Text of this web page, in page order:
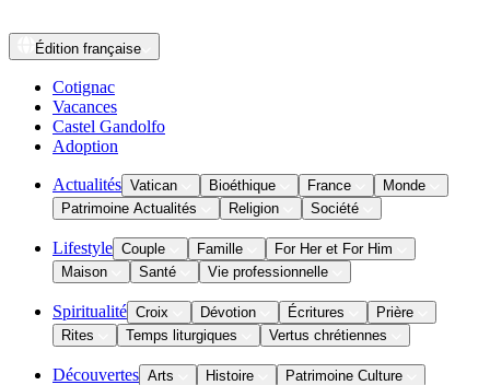
Édition française
Cotignac
Vacances
Castel Gandolfo
Adoption
Actualités Vatican Bioéthique France
Monde
Patrimoine Actualités
Religion Société
Lifestyle Couple Famille
For Her et For Him
Maison
Santé Vie professionnelle
Spiritualité Croix Dévotion Écritures
Prière
Rites
Temps liturgiques Vertus chrétiennes
Découvertes Arts Histoire
Patrimoine Culture